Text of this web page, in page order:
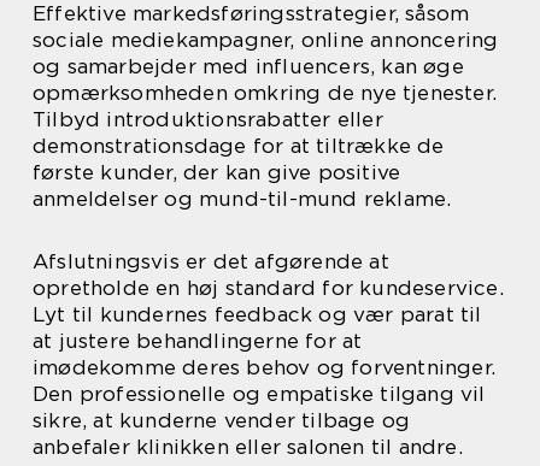
Effektive markedsføringsstrategier, såsom
sociale mediekampagner, online annoncering
og samarbejder med influencers, kan øge
opmærksomheden omkring de nye tjenester.
Tilbyd introduktionsrabatter eller
demonstrationsdage for at tiltrække de
første kunder, der kan give positive
anmeldelser og mund-til-mund reklame.
Afslutningsvis er det afgørende at
opretholde en høj standard for kundeservice.
Lyt til kundernes feedback og vær parat til
at justere behandlingerne for at
imødekomme deres behov og forventninger.
Den professionelle og empatiske tilgang vil
sikre, at kunderne vender tilbage og
anbefaler klinikken eller salonen til andre.